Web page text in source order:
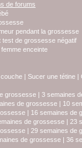
de forums
pendant la grossesse
test de grossesse négatif
enceinte
| Sucer une tétine |
grossesse | 3 semaines
de grossesse | 10
| 16 semaines de
de grossesse | 23
| 29 semaines de
de grossesse | 36